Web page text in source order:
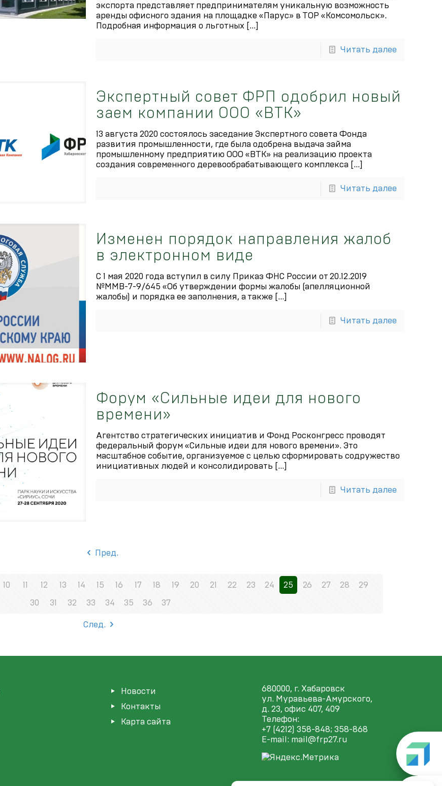
экспорта представляет предпринимателям уникальную возможность
аренды офисного здания на площадке «Парус» в ТОР «Комсомольск».
Подробная информация о льготных […]
Читать далее
Экспертный совет ФРП одобрил новый
заем компании ООО «ВТК»
13 августа 2020 состоялось заседание Экспертного совета Фонда
развития промышленности, где была одобрена выдача займа
промышленному предприятию ООО «ВТК» на реализацию проекта
создания современного деревообрабатывающего комплекса […]
Читать далее
Изменен порядок направления жалоб
в электронном виде
С 1 мая 2020 года вступил в силу Приказ ФНС России от 20.12.2019
№ММВ-7-9/645 «Об утверждении формы жалобы (апелляционной
жалобы) и порядка ее заполнения, а также […]
Читать далее
Форум «Сильные идеи для нового
времени»
Агентство стратегических инициатив и Фонд Росконгресс проводят
федеральный форум «Сильные идеи для нового времени». Это
масштабное событие, организуемое с целью сформировать содружество
инициативных людей и консолидировать […]
Читать далее
Пред.
10 11 12 13 14 15 16 17 18 19 20 21 22 23 24 25 26 27 28 29
30 31 32 33 34 35 36 37
След.
Новости
Контакты
Карта сайта
680000, г. Хабаровск
ул. Муравьева-Амурского,
д. 23, офис 407, 409
Телефон:
+7 (4212) 358-848; 358-868
E-mail: mail@frp27.ru